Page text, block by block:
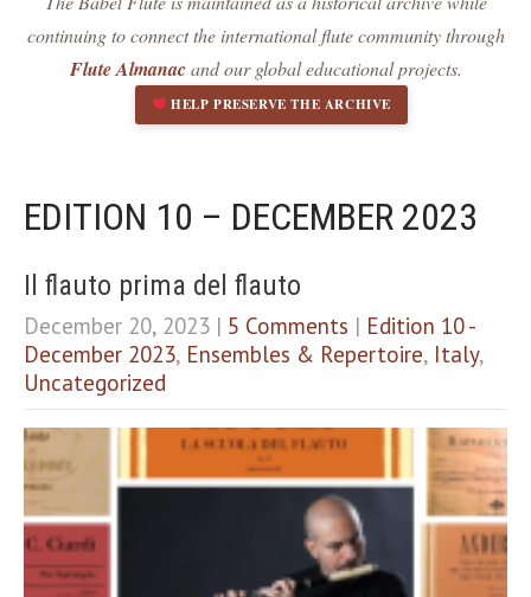
format_underlined Underline links
Mark links
e
t
l
o
p
n
s
continuing to connect the international flute community through
Flute Almanacand our global educational projects.
HELP PRESERVE THE ARCHIVE
EDITION 10 – DECEMBER 2023
Il flauto prima del flauto
December 20, 2023 | 5 Comments | Edition 10 -
December 2023, Ensembles & Repertoire, Italy,
Uncategorized